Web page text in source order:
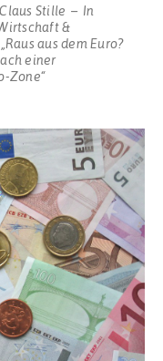
Claus Stille
In
&
aus dem Euro?
einer
Zone“